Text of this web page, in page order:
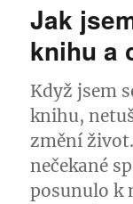
Jak
knihu a
Když jsem
knihu,
změní
nečekané
posunulo k